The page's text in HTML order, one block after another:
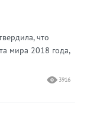
что
мира 2018 года,
3916